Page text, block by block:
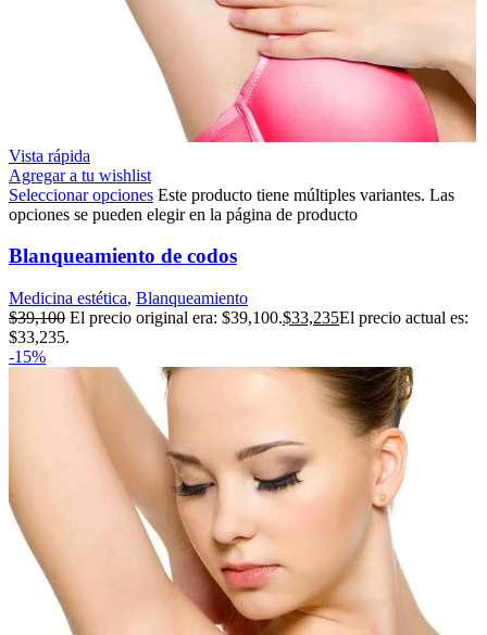
Vista rápida
Agregar a tu wishlist
Seleccionar opciones Este producto tiene múltiples variantes. Las
opciones se pueden elegir en la página de producto
Blanqueamiento de codos
Medicina estética, Blanqueamiento
$39,100 El precio original era: $39,100.$33,235El precio actual es:
$33,235.
-15%